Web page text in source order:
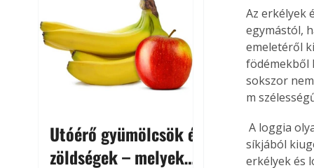
kertészkedés sokak számára
kikapcsolódást és feltöltődést
is jelent.
Utóérő gyümölcsök és
zöldségek – melyek
Az erkélyek
egymástól,
emeletéről
födémekből
sokszor
m
A loggia olyan erkély, amelynek egy vagy mindkét oldala fallal határolt, vagy a homlokzat
síkjából
erkélyek és